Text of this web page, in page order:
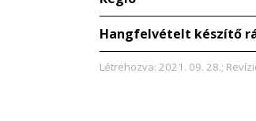
Hangfelvételt készítő
Létrehozva: 2021. 09. 28.;